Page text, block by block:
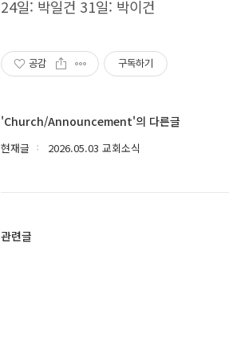
24일: 박일건 31일: 박이건
공감 구독하기
'Church/Announcement'의 다른글
현재글 2026.05.03 교회소식
관련글